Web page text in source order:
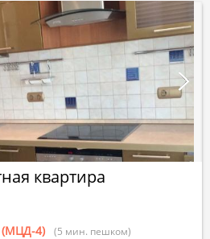
квартира
(МЦД-4) (5 мин. пешком)